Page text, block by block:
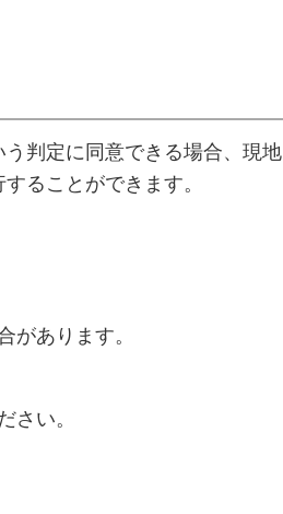
判定に同意できる場合、現地
ることができます。
あります。
さい。